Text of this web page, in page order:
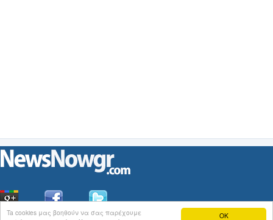
OK
Ta cookies μας βοηθούν να σας παρέχουμε